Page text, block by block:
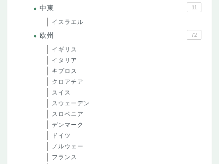
中東 11
イスラエル
欧州 72
イギリス
イタリア
キプロス
クロアチア
スイス
スウェーデン
スロベニア
デンマーク
ドイツ
ノルウェー
フランス